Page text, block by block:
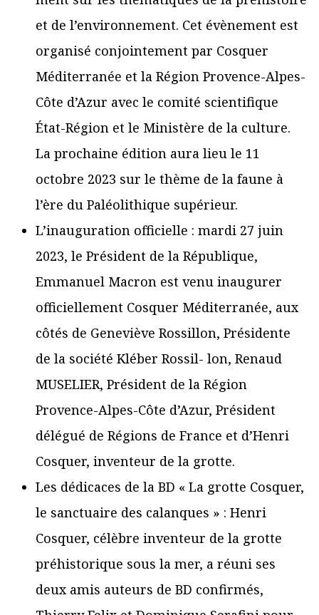
et de l’environnement. Cet évènement est
organisé conjointement par Cosquer
Méditerranée et la Région Provence-Alpes-
Côte d’Azur avec le comité scientifique
État-Région et le Ministère de la culture.
La prochaine édition aura lieu le 11
octobre 2023 sur le thème de la faune à
l’ère du Paléolithique supérieur.
L’inauguration officielle : mardi 27 juin
2023, le Président de la République,
Emmanuel Macron est venu inaugurer
officiellement Cosquer Méditerranée, aux
côtés de Geneviève Rossillon, Présidente
de la société Kléber Rossil- lon, Renaud
MUSELIER, Président de la Région
Provence-Alpes-Côte d’Azur, Président
délégué de Régions de France et d’Henri
Cosquer, inventeur de la grotte.
Les dédicaces de la BD « La grotte Cosquer,
le sanctuaire des calanques » : Henri
Cosquer, célèbre inventeur de la grotte
préhistorique sous la mer, a réuni ses
deux amis auteurs de BD confirmés,